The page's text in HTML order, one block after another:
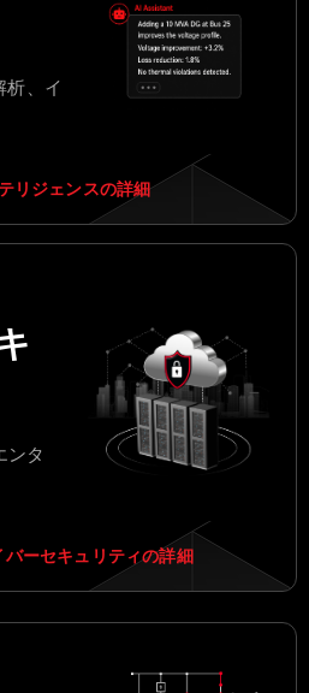
析、イ
リジェンスの詳細
ンタ
ーセキュリティの詳細